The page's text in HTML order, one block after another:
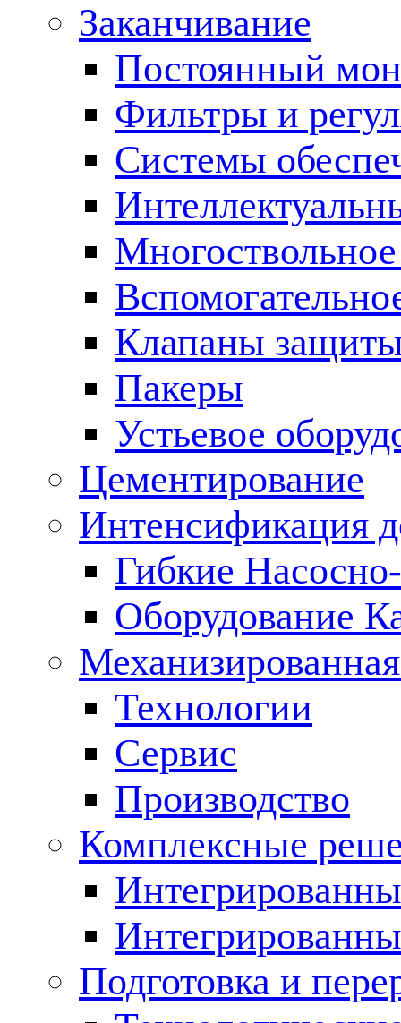
Заканчивание
Постоянный
Фильтры и
Cистемы
Клапаны
Пакеры
Устьевое
Цементирование
Интенсификация
Гибкие
Оборудование
Технологии
Сервис
Производство
Комплексные
Подготовка и